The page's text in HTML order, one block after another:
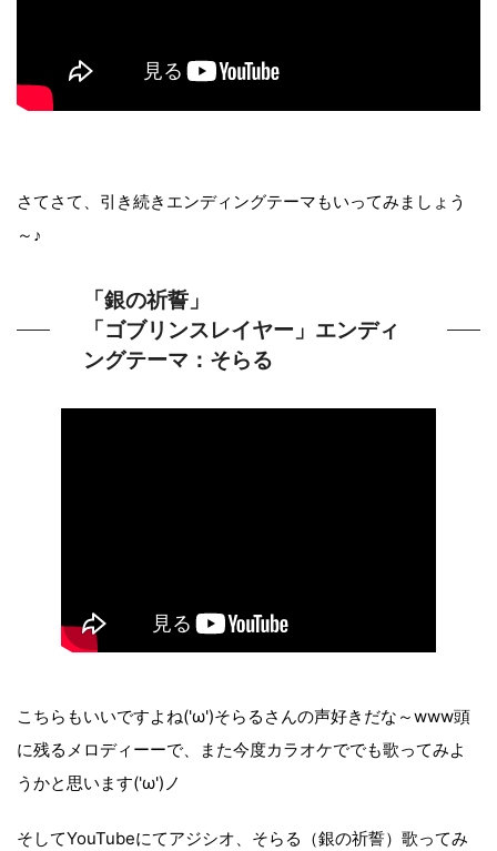
さてさて、引き続きエンディングテーマもいってみましょう
～♪
「銀の祈誓」
「ゴブリンスレイヤー」エンディ
ングテーマ：そらる
こちらもいいですよね('ω')そらるさんの声好きだな～www頭
に残るメロディーーで、また今度カラオケででも歌ってみよ
うかと思います('ω')ノ
そしてYouTubeにてアジシオ、そらる（銀の祈誓）歌ってみ